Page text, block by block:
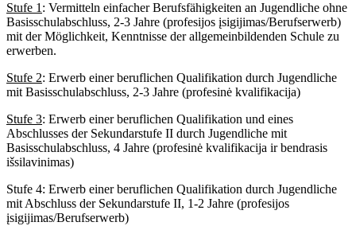
Stufe 1 : Vermitteln einfacher Berufsfähigkeiten an Jugendliche ohne
Basisschulabschluss, 2-3 Jahre (profesijos įsigijimas/Berufserwerb)
mit der Möglichkeit, Kenntnisse der allgemeinbildenden Schule zu
erwerben.
Stufe 2: Erwerb einer beruflichen Qualifikation durch Jugendliche
mit Basisschulabschluss, 2-3 Jahre (profesinė kvalifikacija)
Stufe 3: Erwerb einer beruflichen Qualifikation und eines
Abschlusses der Sekundarstufe II durch Jugendliche mit
Basisschulabschluss, 4 Jahre (profesinė kvalifikacija ir bendrasis
išsilavinimas)
Stufe 4: Erwerb einer beruflichen Qualifikation durch Jugendliche
mit Abschluss der Sekundarstufe II, 1-2 Jahre (profesijos
įsigijimas/Berufserwerb)